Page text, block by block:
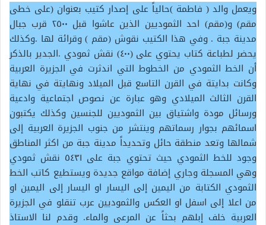
ويعمل والد ( فاطمة )حالياً على إصدار كتيب بعنوان (على خطى
مقم) و(مقم) احد الثموديين الذين عاشوا قبل ٢٥٠٠ قرب جبال
مدينة جبة . وفي هذا الكتيب نقوش (مقم ) وقرائة لها .وكذلك
يحضر لطباعة كتاب يحتوي على (٤٠٠) نقش ثمودي .الجدير بالذكر
أن الخط الثمودي من الخطوط التي اندثرت في الجزيرة العربية
وكانت بدايتة في القرن التاسع قبل الميلاد ونهايتة في نهاية
القرن الثالث الميلادي وهو عبارة عن نصوص اجتماعية وادعية
ورسائل مودة واشتياق بين الثموديين للجنسين وكذلك يكتبون
اسمائهم بجوار رسماتهم وينتشر من جنوب الجزيرة العربية إلى
شمالها وتعد منطقة حائل وتحديداً مدينة جبة من اكثر المناطق
وجود للخط الثمودي حيث تحتوي جبة على ٥٤٣١ نقش ثمودي
وهي المسجلة وجاري إضافة مواقع جديدة ويستطيع كاتب الخط
الثمودي الكتابة من اليمين إلى اليسار او اليسار إلى اليمين او
من اعلا إلى اسفل او العكس والثموديين عرب تنقلو في الجزيرة
العربية خلف إبلهم بحثاً عن المرعى والماء. وقدم لنا الاستاذ